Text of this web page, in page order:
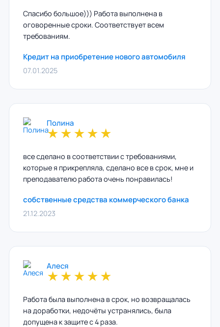
Спасибо большое))) Работа выполнена в
оговоренные сроки. Соответствует всем
требованиям.
Кредит на приобретение нового автомобиля
07.01.2025
Полина
★★★★★
все сделано в соответствии с требованиями,
которые я прикрепляла, сделано все в срок, мне и
преподавателю работа очень понравилась!
собственные средства коммерческого банка
21.12.2023
Алеся
★★★★★
Работа была выполнена в срок, но возвращалась
на доработки, недочёты устранялись, была
допущена к защите с 4 раза.